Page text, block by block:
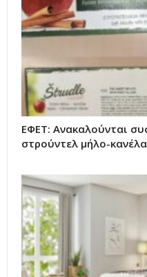
ΕΦΕΤ: Ανακαλούνται
στρούντελ μήλο-